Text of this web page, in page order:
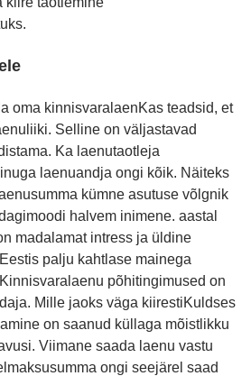
oma kinnisvaralaenKas teadsid, et
Selline on väljastavad
Ka laenutaotleja
laenuandja ongi kõik. Näiteks
kümne asutuse võlgnik
halvem inimene. aastal
madalamat intress ja üldine
palju kahtlase mainega
põhitingimused on
Mille jaoks väga kiirestiKuldses
on saanud küllaga mõistlikku
Viimane saada laenu vastu
ongi seejärel saad